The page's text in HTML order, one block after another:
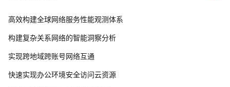
高效构建全球网络服务性能观测体系
构建复杂关系网络的智能洞察分析
实现跨地域跨账号网络互通
快速实现办公环境安全访问云资源